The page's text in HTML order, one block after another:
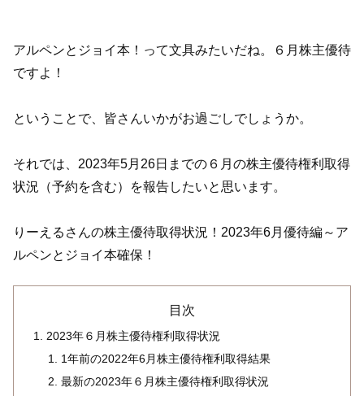
アルペンとジョイ本！って文具みたいだね。６月株主優待
ですよ！
ということで、皆さんいかがお過ごしでしょうか。
それでは、2023年5月26日までの６月の株主優待権利取得
状況（予約を含む）を報告したいと思います。
りーえるさんの株主優待取得状況！2023年6月優待編～ア
ルペンとジョイ本確保！
目次
2023年６月株主優待権利取得状況
1年前の2022年6月株主優待権利取得結果
最新の2023年６月株主優待権利取得状況